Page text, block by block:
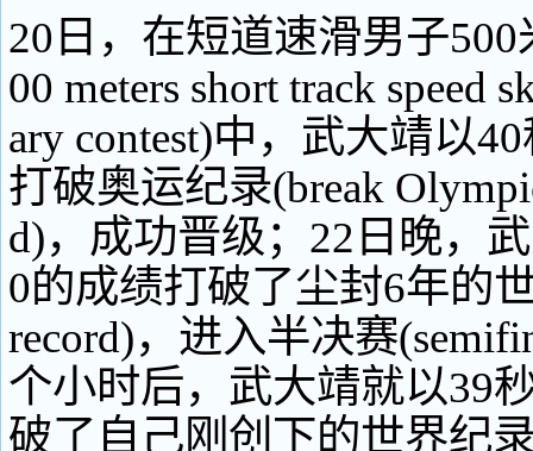
20日，在短道速滑男子500
00 meters short track speed
ary contest)中，武大靖以
打破奥运纪录(break
d)，成功晋级；22日晚，
0的成绩打破了尘封6年的
record)，进入半决赛
个小时后，武大靖就以39
破了自己刚创下的世界纪